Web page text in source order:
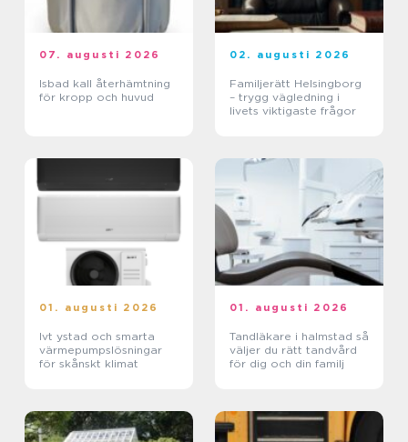
07. augusti 2026
Isbad kall återhämtning
för kropp och huvud
02. augusti 2026
Familjerätt Helsingborg
– trygg vägledning i
livets viktigaste frågor
01. augusti 2026
Ivt ystad och smarta
värmepumpslösningar
för skånskt klimat
01. augusti 2026
Tandläkare i halmstad så
väljer du rätt tandvård
för dig och din familj